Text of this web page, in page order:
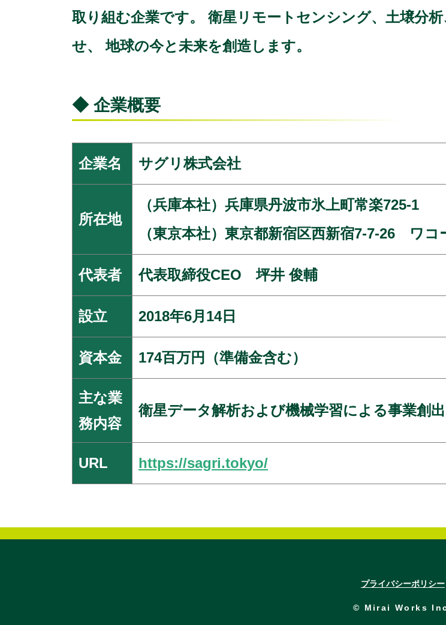
取り組む企業です。 衛星リモートセンシング、土壌分
せ、 地球の今と未来を創造します。
◆ 企業概要
企業名 サグリ株式会社
所在地
（兵庫本社）兵庫県丹波市氷上町常楽725-1
（東京本社）東京都新宿区西新宿7-7-26 ワ
代表者 代表取締役CEO 坪井 俊輔
設立 2018年6月14日
資本金 174百万円（準備金含む）
主な業
務内容
衛星データ解析および機械学習による事業創出
URL https://sagri.tokyo/
プライバシーポリシー
© Mirai Works